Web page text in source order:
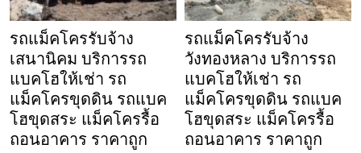
รถแม็คโครรับจ้าง
เสนานิคม บริการรถ
แบคโฮให้เช่า รถ
แม็คโครขุดดิน รถแบค
โฮขุดสระ แม็คโครรื้อ
ถอนอาคาร ราคาถูก
รถแม็คโครรับจ้าง
วังทองหลาง บริการรถ
แบคโฮให้เช่า รถ
แม็คโครขุดดิน รถแบค
โฮขุดสระ แม็คโครรื้อ
ถอนอาคาร ราคาถูก